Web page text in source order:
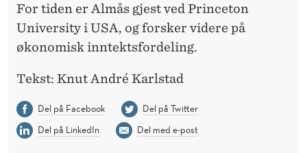
For tiden er Almås gjest ved Princeton
University i USA, og forsker videre på
økonomisk inntektsfordeling.
Tekst: Knut André Karlstad
Del på Facebook
Del på Twitter
Del på LinkedIn
Del med e-post